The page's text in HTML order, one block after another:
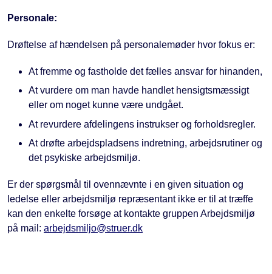
Personale:
Drøftelse af hændelsen på personalemøder hvor fokus er:
At fremme og fastholde det fælles ansvar for hinanden,
At vurdere om man havde handlet hensigtsmæssigt
eller om noget kunne være undgået.
At revurdere afdelingens instrukser og forholdsregler.
At drøfte arbejdspladsens indretning, arbejdsrutiner og
det psykiske arbejdsmiljø.
Er der spørgsmål til ovennævnte i en given situation og
ledelse eller arbejdsmiljø repræsentant ikke er til at træffe
kan den enkelte forsøge at kontakte gruppen Arbejdsmiljø
på mail: arbejdsmiljo@struer.dk